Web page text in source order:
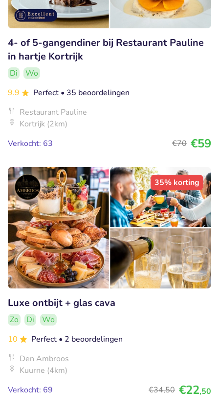
4- of 5-gangendiner bij Restaurant Pauline
in hartje Kortrijk
Di
Wo
9.9
Perfect • 35 beoordelingen
Restaurant Pauline
Kortrijk (2km)
Verkocht: 63
€70 €59
35% korting
Luxe ontbijt + glas cava
Zo Di
Wo
10
Perfect • 2 beoordelingen
Den Ambroos
Kuurne (4km)
Verkocht: 69
€34,50 €22,50